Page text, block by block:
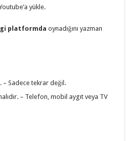
yükle.
platformda oynadığını yazman
– Sadece tekrar değil.
– Telefon, mobil aygıt veya TV